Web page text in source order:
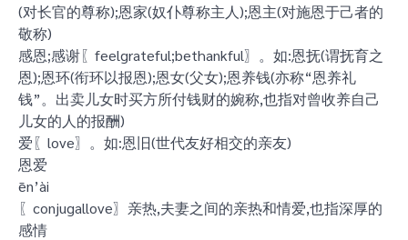
(对长官的尊称);恩家(奴仆尊称主人);恩主(对施恩于己者的
敬称)
感恩;感谢〖feelgrateful;bethankful〗。如:恩抚(谓抚育之
恩);恩环(衔环以报恩);恩女(父女);恩养钱(亦称“恩养礼
钱”。出卖儿女时买方所付钱财的婉称,也指对曾收养自己
儿女的人的报酬)
爱〖love〗。如:恩旧(世代友好相交的亲友)
恩爱
ēn’ài
〖conjugallove〗亲热,夫妻之间的亲热和情爱,也指深厚的
感情